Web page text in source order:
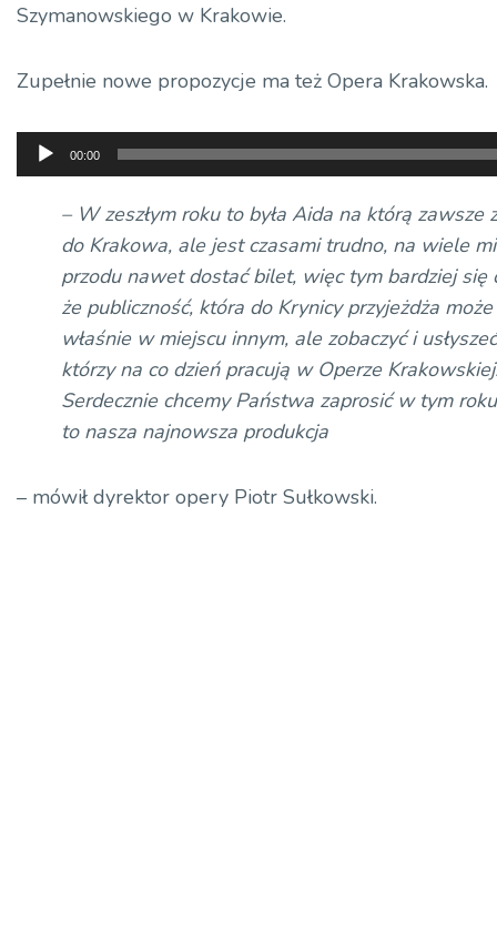
Szymanowskiego w Krakowie.
Zupełnie nowe propozycje ma też Opera Krakowska.
Odtwarzacz
plików
dźwiękowych
00:00
– W zeszłym roku to była Aida na którą zawsze
do Krakowa, ale jest czasami trudno, na wiele
przodu nawet dostać bilet, więc tym bardziej się
że publiczność, która do Krynicy przyjeżdża
właśnie w miejscu innym, ale zobaczyć i
którzy na co dzień pracują w Operze
Serdecznie chcemy Państwa zaprosić w tym
to nasza najnowsza produkcja
– mówił dyrektor opery Piotr Sułkowski.